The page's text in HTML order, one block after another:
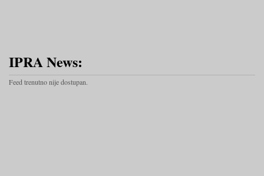
IPRA News:
Feed trenutno nije dostupan.